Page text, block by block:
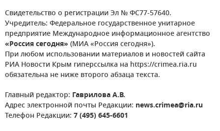
Свидетельство о регистрации Эл № ФС77-57640.
Учредитель: Федеральное государственное унитарное
предприятие Международное информационное агентство
«Россия сегодня» (МИА «Россия сегодня»).
При любом использовании материалов и новостей сайта
РИА Новости Крым гиперссылка на https://crimea.ria.ru
обязательна не ниже второго абзаца текста.
Главный редактор: Гаврилова А.В.
Адрес электронной почты Редакции: news.crimea@ria.ru
Телефон Редакции: 7 (495) 645-6601